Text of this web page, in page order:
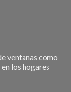
ventanas como
los hogares